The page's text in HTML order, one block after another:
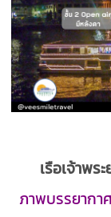
เรือเจ้าพร
ภาพบรรยากา